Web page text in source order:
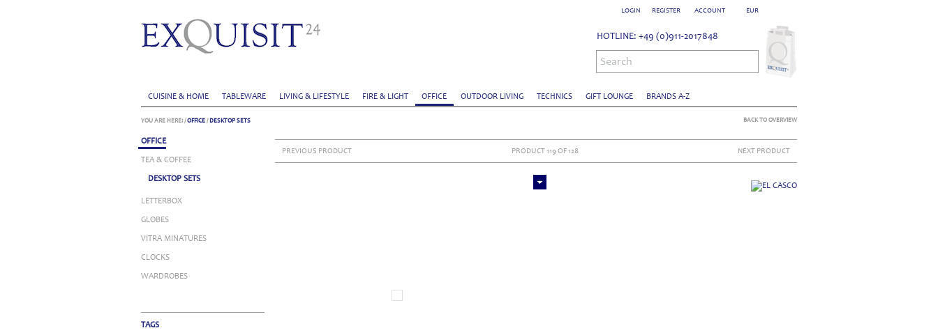
EUR
ACCOUNT
LOGIN REGISTER
CUISINE & HOME TABLEWARE LIVING & LIFESTYLE FIRE & LIGHT OFFICE OUTDOOR LIVING TECHNICS GIFT LOUNGE BRANDS A-Z
HOTLINE: +49 (0)911-2017848
Search
YOU ARE HERE: /OFFICE / DESKTOP SETS
OFFICE
TEA & COFFEE
DESKTOP SETS
LETTERBOX
GLOBES
VITRA MINATURES
CLOCKS
WARDROBES
TAGS
BACK TO OVERVIEW
PREVIOUS PRODUCT PRODUCT 119 OF 128 NEXT PRODUCT